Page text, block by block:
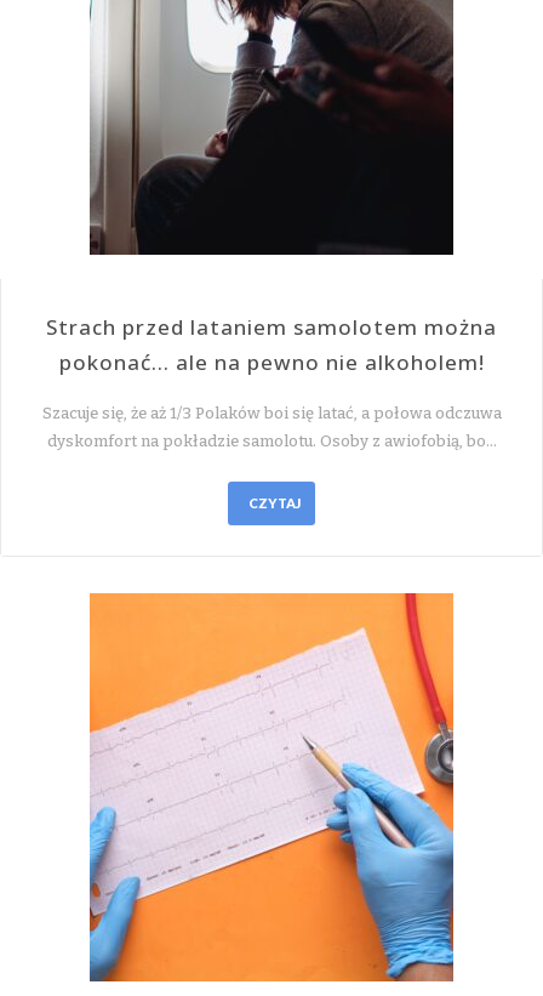
Strach przed lataniem samolotem można
pokonać… ale na pewno nie alkoholem!
Szacuje się, że aż 1/3 Polaków boi się latać, a połowa odczuwa
dyskomfort na pokładzie samolotu. Osoby z awiofobią, bo…
CZYTAJ